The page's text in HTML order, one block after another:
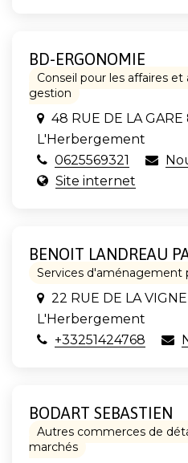
BD-ERGONOMIE
Conseil pour les affaires
gestion
48 RUE DE LA GARE
L'Herbergement
0625569321
Site internet
BENOIT LANDREAU
Services d'aménagement
22 RUE DE LA
L'Herbergement
+33251424768
BODART SEBASTIEN
Autres commerces de
marchés